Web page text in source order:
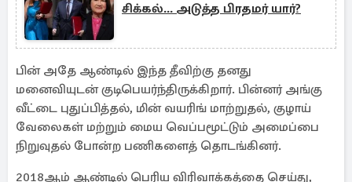
சிக்கல்... அடுத்த பிரதமர் யார்?
பின் அதே ஆண்டில் இந்த தீவிற்கு தனது
மனைவியுடன் குடிபெயர்ந்திருக்கிறார். பின்னர் அங்கு
வீட்டை புதுப்பித்தல், மின் வயரிங் மாற்றுதல், குழாய்
வேலைகள் மற்றும் மைய வெப்பமூட்டும் அமைப்பை
நிறுவுதல் போன்ற பணிகளைத் தொடங்கினர்.
2018ஆம் ஆண்டில் பெரிய விரிவாக்கத்தை செய்து,